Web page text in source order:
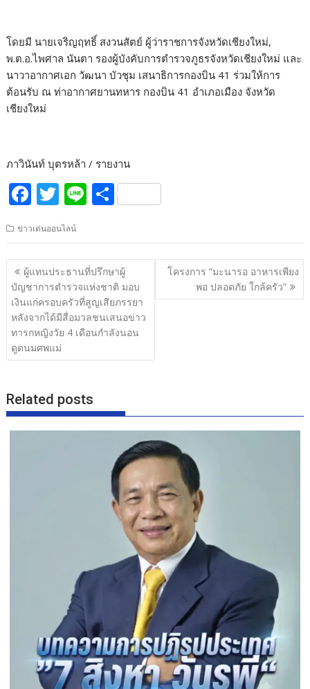
โดยมี นายเจริญฤทธิ์ สงวนสัตย์ ผู้ว่าราชการจังหวัดเชียงใหม่,
พ.ต.อ.ไพศาล นันตา รองผู้บังคับการตำรวจภูธรจังหวัดเชียงใหม่ และ
นาวาอากาศเอก วัฒนา บัวชุม เสนาธิการกองบิน 41 ร่วมให้การ
ต้อนรับ ณ ท่าอากาศยานทหาร กองบิน 41 อำเภอเมือง จังหวัด
เชียงใหม่
ภาวินันท์ บุตรหล้า / รายงาน
F
e
b
o
o
k
T
w
itt
er
Li
e
S
ar
e
ข่าวเด่นออนไลน์
แนะแนว
เรื่อง
ผู้แทนประธานที่ปรึกษาผู้
บัญชาการตำรวจแห่งชาติ มอบ
เงินแก่ครอบครัวที่สูญเสียภรรยา
หลังจากได้มีสื่อมวลชนเสนอข่าว
ทารกหญิงวัย 4 เดือนกำลังนอน
ดูดนมศพแม่
โครงการ “มะนารอ อาหารเพียง
พอ ปลอดภัย ใกล้ครัว”
Related posts